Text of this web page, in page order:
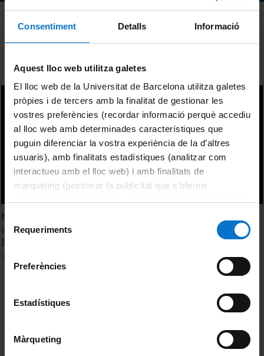
Consentiment Detalls Informació
Aquest lloc web utilitza galetes
El lloc web de la Universitat de Barcelona utilitza galetes
pròpies i de tercers amb la finalitat de gestionar les
vostres preferències (recordar informació perquè accediu
al lloc web amb determinades característiques que
puguin diferenciar la vostra experiència de la d’altres
usuaris), amb finalitats estadístiques (analitzar com
interactueu amb el lloc web) i amb finalitats de
màrqueting (gestionar la publicitat que s’ofereix
consultar laPolítica de galetes del lloc web de la
Selecció
de Requeriments
Preferències
Estadístiques
Màrqueting
Moving stones: first hypothesis about flint management
in several Neolithic sites of Central Apulia (south-east
Italy). Sandra Sivilli
MENÚ PEU 1